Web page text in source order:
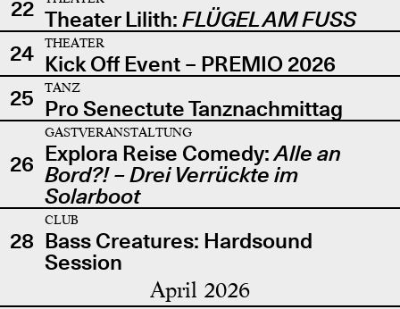
22 Theater Lilith: FLÜGEL AM FUSS
24
THEATER
Kick Off Event – PREMIO 2026
25
TANZ
Pro Senectute Tanznachmittag
26
GASTVERANSTALTUNG
Explora Reise Comedy:Alle an
Bord?! – Drei Verrückte im
Solarboot
28
CLUB
Bass Creatures: Hardsound
Session
April 2026